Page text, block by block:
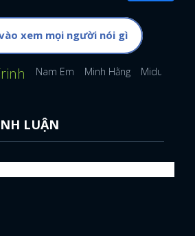
xem mọi người nói gì
Nam Em Minh Hằng Midu
LUẬN